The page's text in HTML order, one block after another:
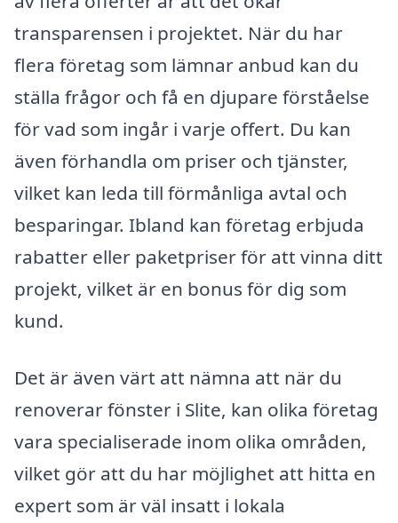
transparensen i projektet. När du har
flera företag som lämnar anbud kan du
ställa frågor och få en djupare förståelse
för vad som ingår i varje offert. Du kan
även förhandla om priser och tjänster,
vilket kan leda till förmånliga avtal och
besparingar. Ibland kan företag erbjuda
rabatter eller paketpriser för att vinna ditt
projekt, vilket är en bonus för dig som
kund.
Det är även värt att nämna att när du
renoverar fönster i Slite, kan olika företag
vara specialiserade inom olika områden,
vilket gör att du har möjlighet att hitta en
expert som är väl insatt i lokala